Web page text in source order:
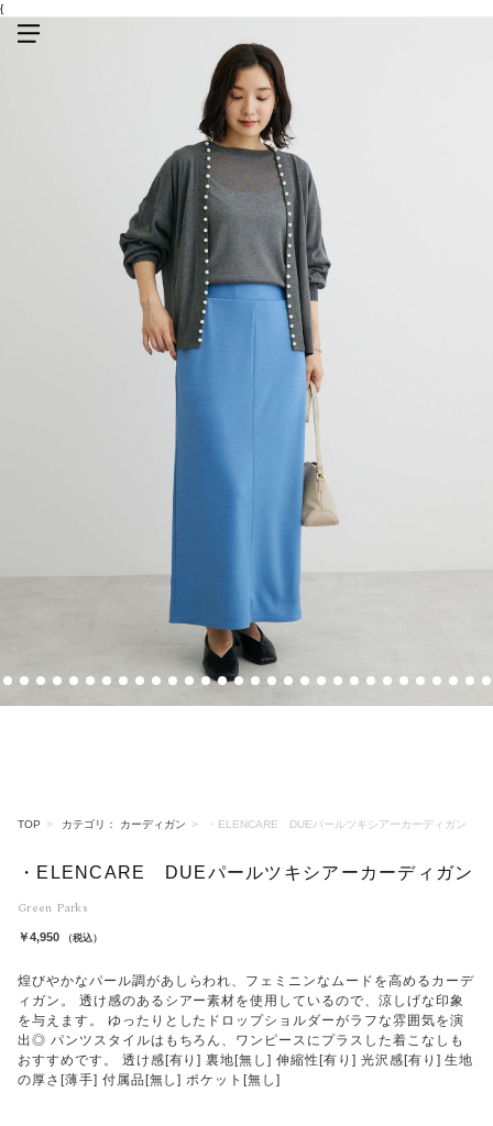
{
TOP カテゴリ： カーディガン ・ELENCARE DUEパールツキシアーカーディガン
・ELENCARE DUEパールツキシアーカーディガン
Green Parks
￥4,950 （税込）
煌びやかなパール調があしらわれ、フェミニンなムードを高めるカーデ
ィガン。 透け感のあるシアー素材を使用しているので、涼しげな印象
を与えます。 ゆったりとしたドロップショルダーがラフな雰囲気を演
出◎ パンツスタイルはもちろん、ワンピースにプラスした着こなしも
おすすめです。 透け感[有り] 裏地[無し] 伸縮性[有り] 光沢感[有り] 生地
の厚さ[薄手] 付属品[無し] ポケット[無し]
5 6 7 8 9 10 11 12 13 14 15 16 17 18 19 20 21 22 23 24 25 26 27 28 29 30 31 32 33 34